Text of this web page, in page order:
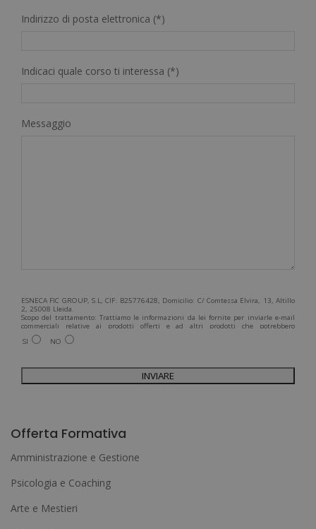
Indirizzo di posta elettronica (*)
Indicaci quale corso ti interessa (*)
Messaggio
ESNECA FIC GROUP, S.L, CIF: B25776428, Domicilio: C/ Comtessa Elvira, 13, Altillo
2, 25008 Lleida.
Scopo del trattamento: Trattiamo le informazioni da lei fornite per inviarle e-mail
commerciali relative ai prodotti offerti e ad altri prodotti che potrebbero
interessarla. Legittimazione del trattamento: Consenso dell'interessato. Diritti:
Può esercitare i suoi diritti identificandosi sufficientemente e contattandoci
ricevere informazioni commerciali (per telefono e/o via e-mail):
SI NO
l
r
n
Offerta Formativa
Amministrazione e Gestione
Psicologia e Coaching
Arte e Mestieri